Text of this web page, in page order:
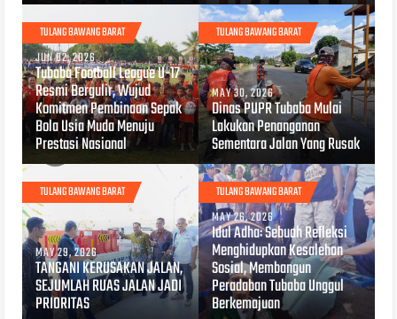
TULANG BAWANG BARAT
JUN 02, 2026
Tubaba Football League U-17
Resmi Bergulir, Wujud
Komitmen Pembinaan Sepak
Bola Usia Muda Menuju
Prestasi Nasional
TULANG BAWANG BARAT
MAY 30, 2026
Dinas PUPR Tubaba Mulai
Lakukan Penanganan
Sementara Jalan Yang Rusak
TULANG BAWANG BARAT
MAY 29, 2026
TANGANI KERUSAKAN JALAN,
SEJUMLAH RUAS JALAN JADI
PRIORITAS
TULANG BAWANG BARAT
MAY 26, 2026
Idul Adha: Sebuah Refleksi
Menghidupkan Kesalehan
Sosial, Membangun
Peradaban Tubaba Unggul
Berkemajuan